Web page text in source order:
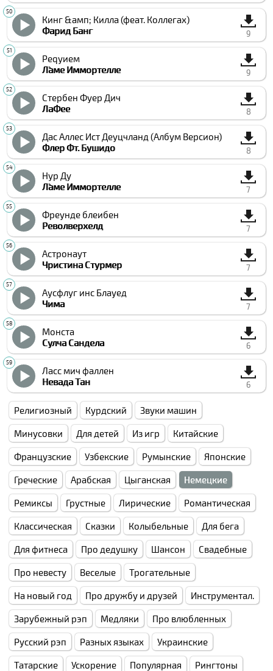
Кинг &амп; Килла (феат. Коллегах)
Фарид Банг
9
Реqуием
Л`аме Иммортелле
9
Стербен Фуер Дич
ЛаФее
8
Дас Аллес Ист Деуцчланд (Албум Версион)
Флер Фт. Бушидо
8
Нур Ду
Л`аме Иммортелле
7
Фреунде блеибен
Револверхелд
7
Астронаут
Чристина Стурмер
7
Аусфлуг инс Блауед
Чима
7
Монста
Cулча Cандела
6
Ласс мич фаллен
Невада Тан
6
Религиозный Курдский Звуки машин
Минусовки Для детей Из игр Китайские
Французские Узбекские Румынские Японские
Греческие Арабская Цыганская Немецкие
Ремиксы Грустные Лирические Романтическая
Классическая Сказки Колыбельные Для бега
Для фитнеса Про дедушку Шансон Свадебные
Про невесту Веселые Трогательные
На новый год Про дружбу и друзей Инструментал.
Зарубежный рэп Медляки Про влюбленных
Русский рэп Разных языках Украинские
Татарские Ускорение Популярная Рингтоны